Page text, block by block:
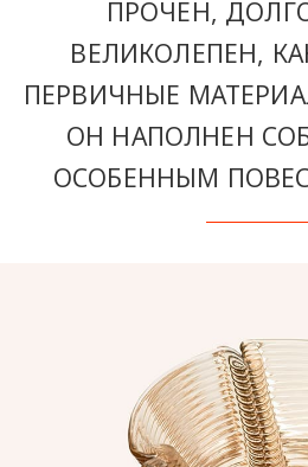
ПРОЧЕН,
ВЕЛИКОЛЕПЕН,
ПЕРВИЧНЫЕ
ОН НАПОЛНЕН
ОСОБЕННЫМ